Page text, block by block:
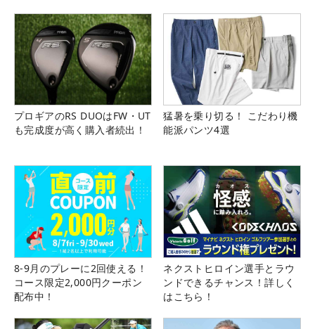
プロギアのRS DUOはFW・UT
も完成度が高く購入者続出！
猛暑を乗り切る！ こだわり機
能派パンツ4選
8-9月のプレーに2回使える！
コース限定2,000円クーポン
配布中！
ネクストヒロイン選手とラウ
ンドできるチャンス！詳しく
はこちら！